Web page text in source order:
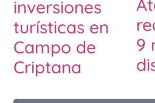
inversiones
turísticas en
Campo de
Criptana
9